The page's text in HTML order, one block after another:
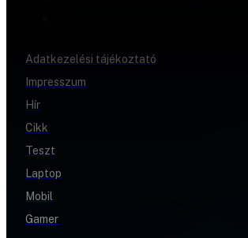
Adatkezelési tájékoztató
Impresszum
Hír
Cikk
Teszt
Laptop
Mobil
Gamer